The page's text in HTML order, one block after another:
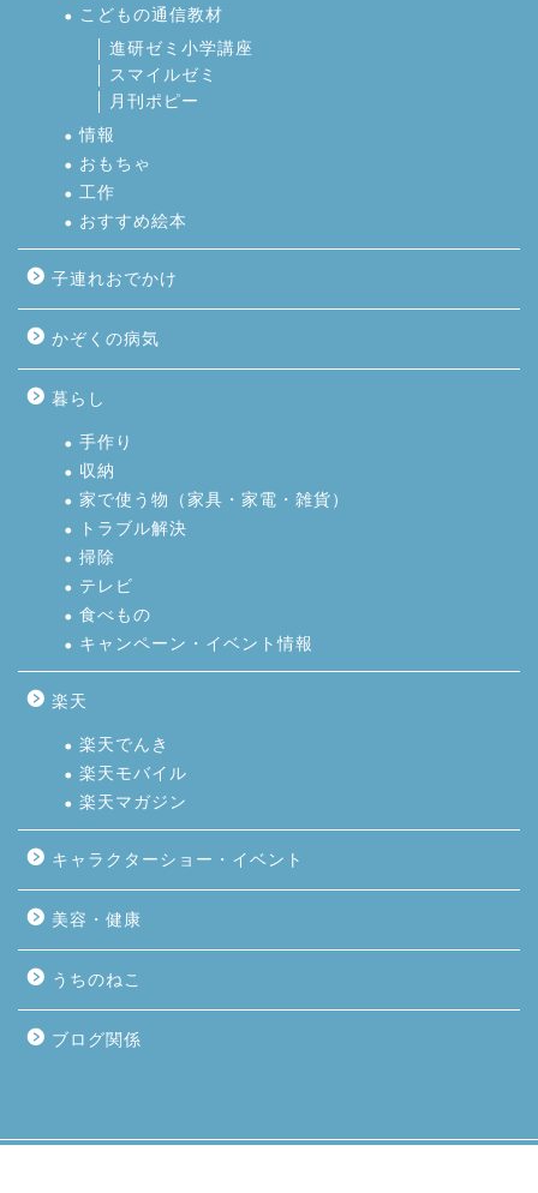
こどもの通信教材
進研ゼミ小学講座
スマイルゼミ
月刊ポピー
情報
おもちゃ
工作
おすすめ絵本
子連れおでかけ
かぞくの病気
暮らし
手作り
収納
家で使う物（家具・家電・雑貨）
トラブル解決
掃除
テレビ
食べもの
キャンペーン・イベント情報
楽天
楽天でんき
楽天モバイル
楽天マガジン
キャラクターショー・イベント
美容・健康
うちのねこ
ブログ関係